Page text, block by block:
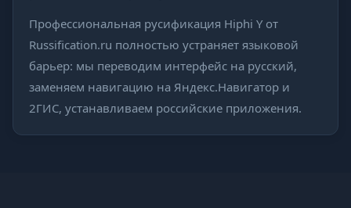
Профессиональная русификация Hiphi Y от
Russification.ru полностью устраняет языковой
барьер: мы переводим интерфейс на русский,
заменяем навигацию на Яндекс.Навигатор и
2ГИС, устанавливаем российские приложения.